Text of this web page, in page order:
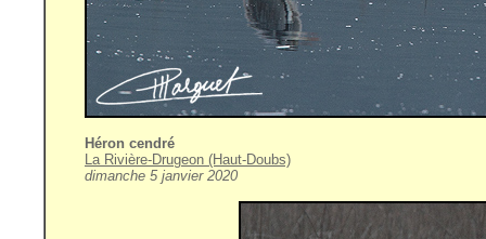
Héron cendré
La Rivière-Drugeon (Haut-Doubs)
dimanche 5 janvier 2020